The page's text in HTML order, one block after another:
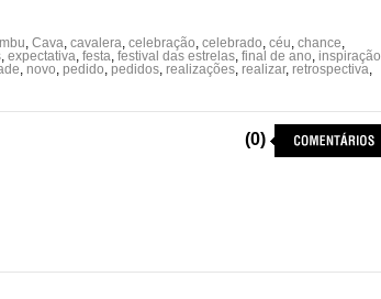
, Cava, cavalera, celebração, celebrado, céu, chance,
, expectativa, festa, festival das estrelas, final de ano, inspiração
, novo, pedido, pedidos, realizações, realizar, retrospectiva,
(0)